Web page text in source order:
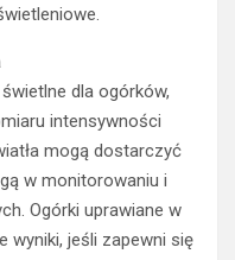
dla ogórków,
intensywności
mogą dostarczyć
w monitorowaniu i
Ogórki uprawiane w
jeśli zapewni się
światła,